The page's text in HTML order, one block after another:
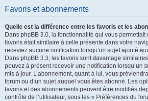
Favoris et abonnements
Quelle est la différence entre les favoris et les
Dans phpBB 3.0, la fonctionnalité qui vous permettait
favoris était similaire à celle présente dans votre
receviez aucune notification lorsqu’un sujet ajouté
Dans phpBB 3.3, les favoris sont davantage
pouvez à présent recevoir une notification lorsqu’un
mis à jour. L’abonnement, quant à lui, vous
forum ou d’un sujet auquel vous êtes abonné. Les
favoris et des abonnements peuvent être modifiés
contrôle de l’utilisateur, sous les « Préférences du